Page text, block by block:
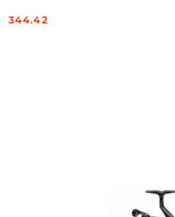
Cena:
344.42